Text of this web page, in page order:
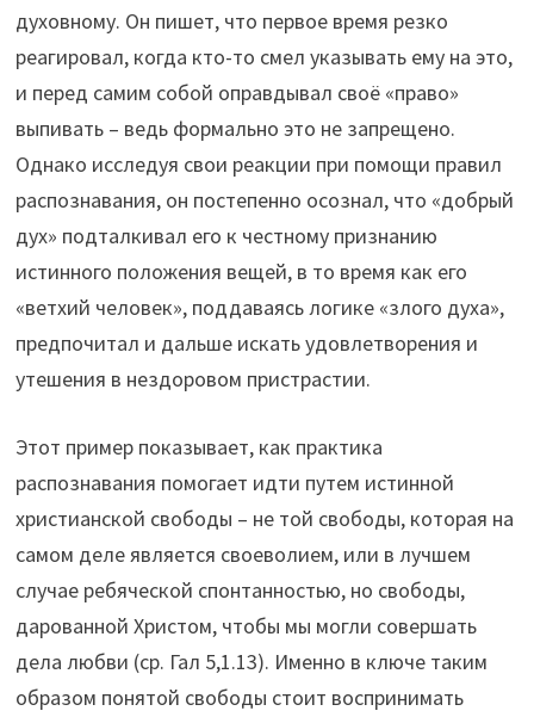
духовному. Он пишет, что первое время резко
реагировал, когда кто-то смел указывать ему на это,
и перед самим собой оправдывал своё «право»
выпивать – ведь формально это не запрещено.
Однако исследуя свои реакции при помощи правил
распознавания, он постепенно осознал, что «добрый
дух» подталкивал его к честному признанию
истинного положения вещей, в то время как его
«ветхий человек», поддаваясь логике «злого духа»,
предпочитал и дальше искать удовлетворения и
утешения в нездоровом пристрастии.
Этот пример показывает, как практика
распознавания помогает идти путем истинной
христианской свободы – не той свободы, которая на
самом деле является своеволием, или в лучшем
случае ребяческой спонтанностью, но свободы,
дарованной Христом, чтобы мы могли совершать
дела любви (ср. Гал 5,1.13). Именно в ключе таким
образом понятой свободы стоит воспринимать